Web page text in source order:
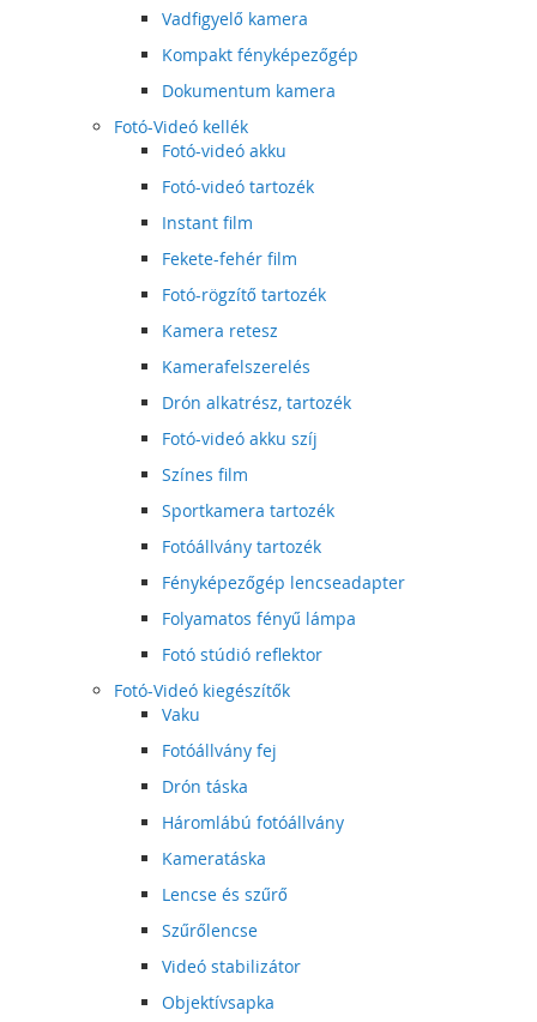
Vadfigyelő kamera
Kompakt fényképezőgép
Dokumentum kamera
Fotó-Videó kellék
Fotó-videó akku
Fotó-videó tartozék
Instant film
Fekete-fehér film
Fotó-rögzítő tartozék
Kamera retesz
Kamerafelszerelés
Drón alkatrész, tartozék
Fotó-videó akku szíj
Színes film
Sportkamera tartozék
Fotóállvány tartozék
Fényképezőgép lencseadapter
Folyamatos fényű lámpa
Fotó stúdió reflektor
Fotó-Videó kiegészítők
Vaku
Fotóállvány fej
Drón táska
Háromlábú fotóállvány
Kameratáska
Lencse és szűrő
Szűrőlencse
Videó stabilizátor
Objektívsapka